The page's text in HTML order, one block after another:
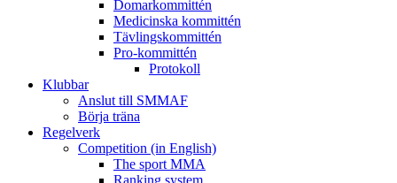
Domarkommittén
Medicinska kommittén
Tävlingskommittén
Pro-kommittén
Protokoll
Klubbar
Anslut till SMMAF
Börja träna
Regelverk
Competition (in English)
The sport MMA
Ranking system